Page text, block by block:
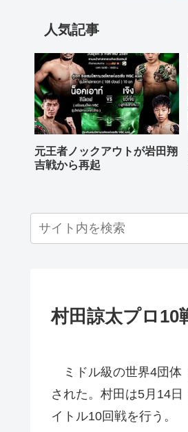
人気記事
元王者ノックアウトが岩田翔
吉戦から再起
村田諒太プロ10
ミドル級の世界4団体
された。村田は5月14
イトル10回戦を行う。